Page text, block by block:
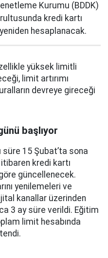
Kurumu (BDDK)
kredi kartı
hesaplanacak.
yüksek limitli
limit artırımı
devreye gireceği
başlıyor
süre 15 Şubat’ta sona
kredi kartı
güncellenecek.
yenilemeleri ve
kanallar üzerinden
3 ay süre verildi. Eğitim
limit hesabında